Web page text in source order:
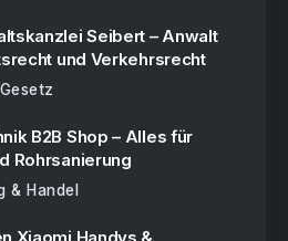
Seibert – Anwalt
und Verkehrsrecht
B2B Shop – Alles für
Rohrsanierung
& Handel